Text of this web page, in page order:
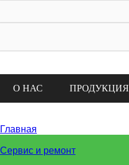
О НАС ПРОДУКЦИЯ
Главная
Сервис и ремонт